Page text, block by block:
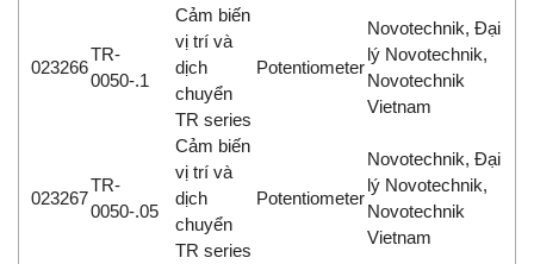
023266
TR-
0050-.1
Cảm biến
vị trí và
dịch
chuyển
TR series
Potentiometer
Novotechnik, Đại
lý Novotechnik,
Novotechnik
Vietnam
023267
TR-
0050-.05
Cảm biến
vị trí và
dịch
chuyển
TR series
Potentiometer
Novotechnik, Đại
lý Novotechnik,
Novotechnik
Vietnam